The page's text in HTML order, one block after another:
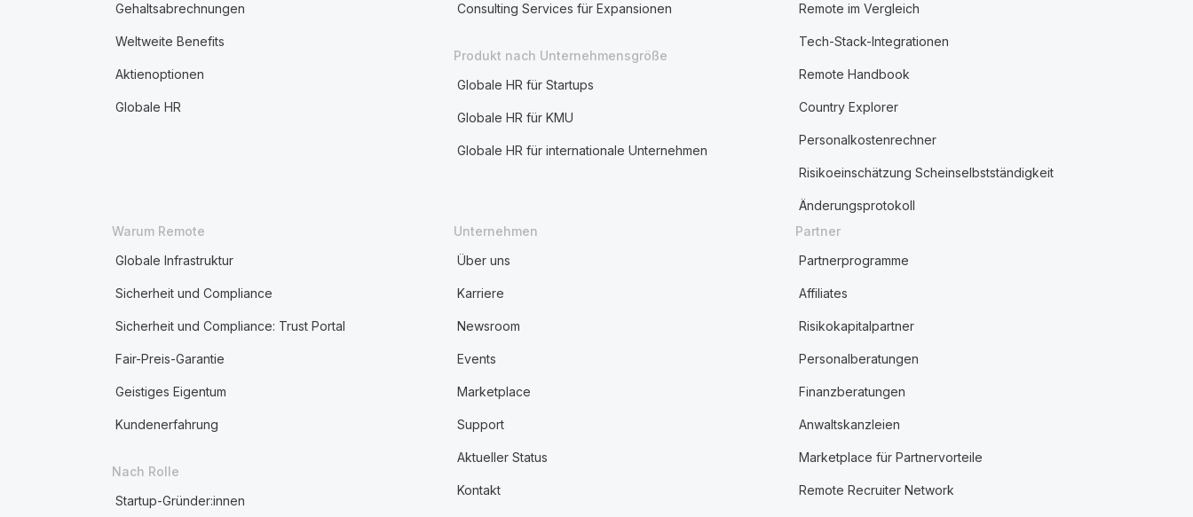
Gehaltsabrechnungen
Weltweite Benefits
Aktienoptionen
Globale HR
Consulting Services für Expansionen
Produkt nach Unternehmensgröße
Globale HR für Startups
Globale HR für KMU
Globale HR für internationale Unternehmen
Remote im Vergleich
Tech-Stack-Integrationen
Remote Handbook
Country Explorer
Personalkostenrechner
Risikoeinschätzung Scheinselbstständigkeit
Änderungsprotokoll
Warum Remote
Globale Infrastruktur
Sicherheit und Compliance
Sicherheit und Compliance: Trust Portal
Fair-Preis-Garantie
Geistiges Eigentum
Kundenerfahrung
Nach Rolle
Startup-Gründer:innen
Unternehmen
Über uns
Karriere
Newsroom
Events
Marketplace
Support
Aktueller Status
Kontakt
Partner
Partnerprogramme
Affiliates
Risikokapitalpartner
Personalberatungen
Finanzberatungen
Anwaltskanzleien
Marketplace für Partnervorteile
Remote Recruiter Network